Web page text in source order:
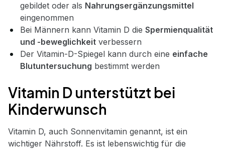
gebildet oder als Nahrungsergänzungsmittel
eingenommen
Bei Männern kann Vitamin D die Spermienqualität
und -beweglichkeit verbessern
Der Vitamin-D-Spiegel kann durch eine einfache
Blutuntersuchung bestimmt werden
Vitamin D unterstützt bei
Kinderwunsch
Vitamin D, auch Sonnenvitamin genannt, ist ein
wichtiger Nährstoff. Es ist lebenswichtig für die